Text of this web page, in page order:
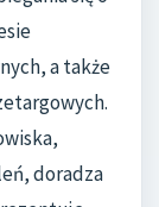
a także
doradza